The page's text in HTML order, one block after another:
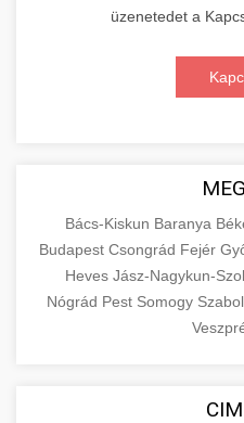
üzenetedet a
Bács-Kiskun Baranya
Budapest Csongrád Fejér
Heves Jász-Nagykun-
Nógrád Pest Somogy